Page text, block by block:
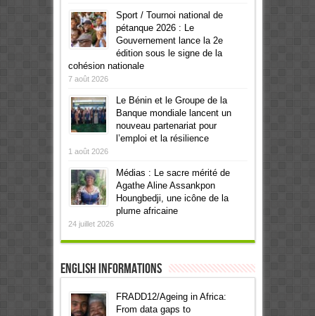
Sport / Tournoi national de
pétanque 2026 : Le
Gouvernement lance la 2e
édition sous le signe de la
cohésion nationale
7 août 2026
Le Bénin et le Groupe de la
Banque mondiale lancent un
nouveau partenariat pour
l’emploi et la résilience
1 août 2026
Médias : Le sacre mérité de
Agathe Aline Assankpon
Houngbedji, une icône de la
plume africaine
24 juillet 2026
English informations
FRADD12/Ageing in Africa:
From data gaps to